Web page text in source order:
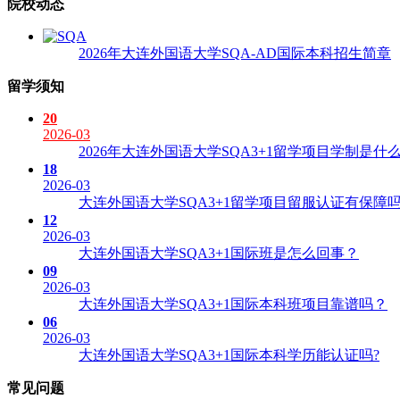
院校动态
2026年大连外国语大学SQA-AD国际本科招生简章
留学须知
20
2026-03
2026年大连外国语大学SQA3+1留学项目学制是什
18
2026-03
大连外国语大学SQA3+1留学项目留服认证有保障
12
2026-03
大连外国语大学SQA3+1国际班是怎么回事？
09
2026-03
大连外国语大学SQA3+1国际本科班项目靠谱吗？
06
2026-03
大连外国语大学SQA3+1国际本科学历能认证吗?
常见问题